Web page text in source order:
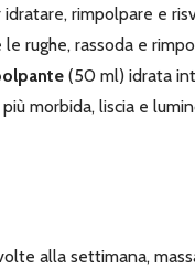
rimpolpare e
rassoda e
(50 ml) idrata
morbida, liscia e
alla settimana,